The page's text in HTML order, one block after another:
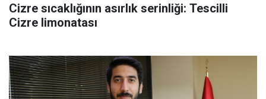
Cizre sıcaklığının asırlık serinliği: Tescilli
Cizre limonatası